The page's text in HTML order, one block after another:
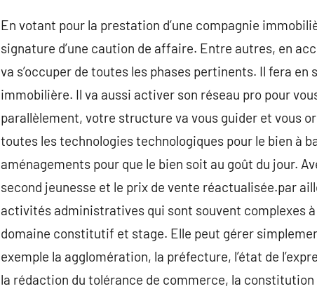
En votant pour la prestation d’une compagnie
signature d’une caution de affaire. Entre autres, en
va s’occuper de toutes les phases pertinents. Il fera
immobilière. Il va aussi activer son réseau pro pour
parallèlement, votre structure va vous guider et vous
toutes les technologies technologiques pour le bien à
aménagements pour que le bien soit au goût du jour.
second jeunesse et le prix de vente réactualisée.par
activités administratives qui sont souvent complexes à
domaine constitutif et stage. Elle peut gérer
exemple la agglomération, la préfecture, l’état de
la rédaction du tolérance de commerce, la